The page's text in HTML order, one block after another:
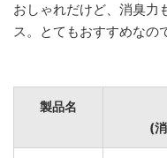
おしゃれだけど、消臭力
ス。とてもおすすめなの
製品名
(